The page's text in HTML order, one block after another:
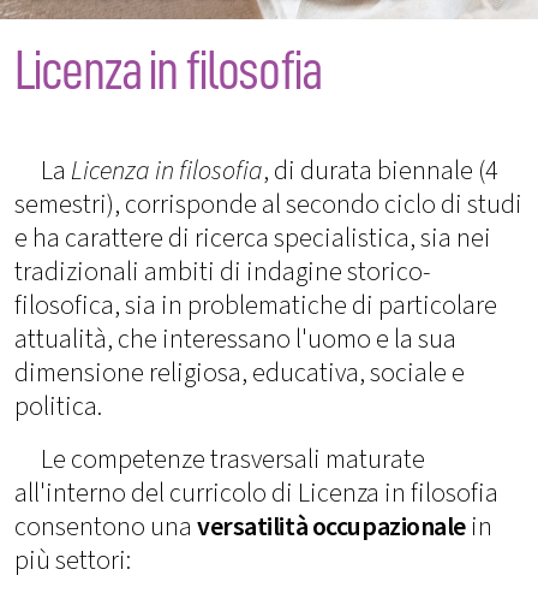
Licenza in filosofia
La Licenza in filosofia, di durata biennale (4
semestri), corrisponde al secondo ciclo di studi
e ha carattere di ricerca specialistica, sia nei
tradizionali ambiti di indagine storico-
filosofica, sia in problematiche di particolare
attualità, che interessano l'uomo e la sua
dimensione religiosa, educativa, sociale e
politica.
Le competenze trasversali maturate
all'interno del curricolo di Licenza in filosofia
consentono unaversatilità occupazionalein
più settori: